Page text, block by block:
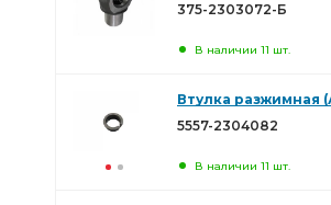
375-2303072-Б
В наличии 11 шт.
Втулка разжимная
5557-2304082
В наличии 11 шт.